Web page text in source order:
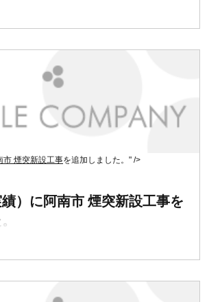
市 煙突新設工事を追加しました。" />
）に阿南市 煙突新設工事を